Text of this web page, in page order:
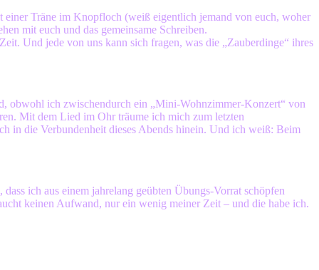
einer Träne im Knopfloch (weiß eigentlich jemand von euch, woher
mit euch und das gemeinsame Schreiben.
Und jede von uns kann sich fragen, was die „Zauberdinge“ ihres
obwohl ich zwischendurch ein „Mini-Wohnzimmer-Konzert“ von
Mit dem Lied im Ohr träume ich mich zum letzten
in die Verbundenheit dieses Abends hinein. Und ich weiß: Beim
ich aus einem jahrelang geübten Übungs-Vorrat schöpfen
keinen Aufwand, nur ein wenig meiner Zeit – und die habe ich.